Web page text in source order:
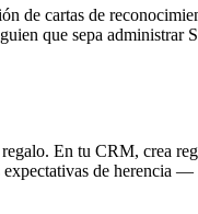
cartas de
que sepa administrar
En tu CRM, crea
de herencia